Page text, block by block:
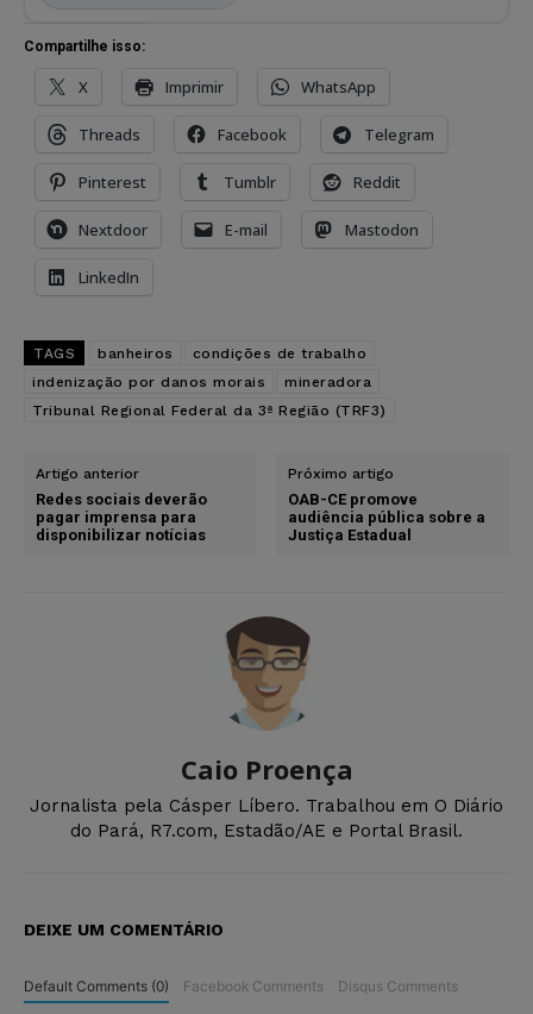
Compartilhe isso:
X Imprimir WhatsApp
Threads Facebook Telegram
Pinterest Tumblr Reddit
Nextdoor E-mail Mastodon
LinkedIn
TAGS banheiros
condições de trabalho
indenização por danos morais
mineradora
Tribunal Regional Federal da 3ª Região (TRF3)
Artigo anterior
Redes sociais deverão
pagar imprensa para
disponibilizar notícias
Próximo artigo
OAB-CE promove
audiência pública sobre a
Justiça Estadual
Caio Proença
Jornalista pela Cásper Líbero. Trabalhou em O Diário
do Pará, R7.com, Estadão/AE e Portal Brasil.
DEIXE UM COMENTÁRIO
Default Comments (0) Facebook Comments Disqus Comments